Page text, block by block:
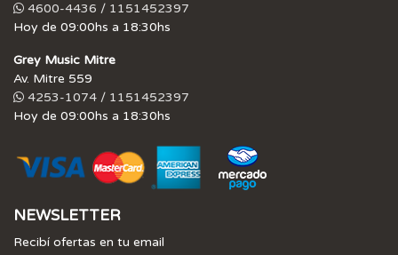
4600-4436 / 1151452397
Hoy de 09:00hs a 18:30hs
Grey Music Mitre
Av. Mitre 559
4253-1074 / 1151452397
Hoy de 09:00hs a 18:30hs
NEWSLETTER
Recibí ofertas en tu email